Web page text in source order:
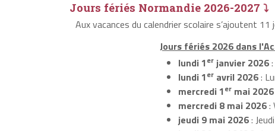
Jours fériés Normandie 2026-2027 ⤵
Aux vacances du calendrier scolaire s’ajoutent
Jours fériés 2026 dans
lundi 1erjanvier 2026:
lundi 1eravril 2026:
mercredi 1ermai 2026
mercredi 8 mai 2026:
jeudi 9 mai 2026: